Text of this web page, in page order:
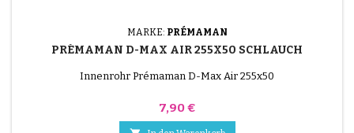
MARKE: PRÉMAMAN
PRÉMAMAN D-MAX AIR 255X50 SCHLAUCH
Innenrohr Prémaman D-Max Air 255x50
Preis
7,90 €